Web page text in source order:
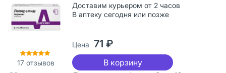
17 отзывов
Доставим курьером от 2 часов
В аптеку сегодня или позже
Цена 71 ₽
В корзину